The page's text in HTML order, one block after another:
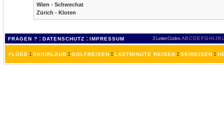
Wien - Schwechat
Zürich - Kloten
FRAGEN ? : DATENSCHUTZ : IMPRESSUM 3 Letter-Codes ABCDEFGH IJKL
FLÜGE : SKIURLAUB : GOLFREISEN : LASTMINUTE REISEN : SKIREISEN :